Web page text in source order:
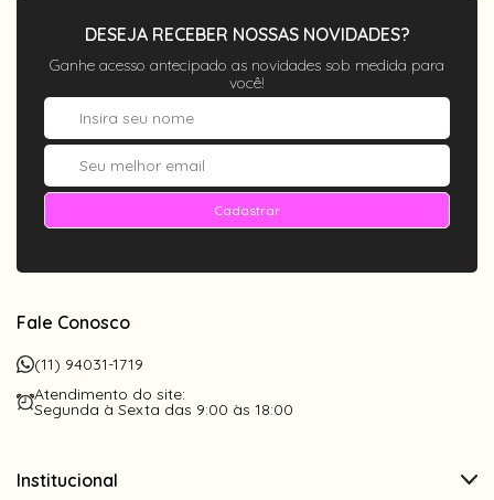
DESEJA RECEBER NOSSAS NOVIDADES?
Ganhe acesso antecipado as novidades sob medida para
você!
Cadastrar
Fale Conosco
(11) 94031-1719
Atendimento do site:
Segunda à Sexta das 9:00 às 18:00
Institucional